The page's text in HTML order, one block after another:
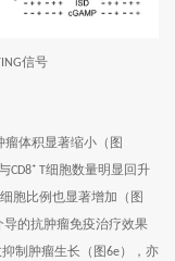
信号
体积显著缩小（图
CD8⁺ T细胞数量明显回升
细胞比例也显著增加（图
的抗肿瘤免疫治疗效果
制肿瘤生长（图6e），亦